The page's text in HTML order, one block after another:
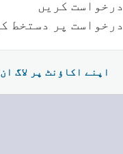
درخواست کریں
درخواست پر دستخط
اپنے اکاؤنٹ پر لاگ